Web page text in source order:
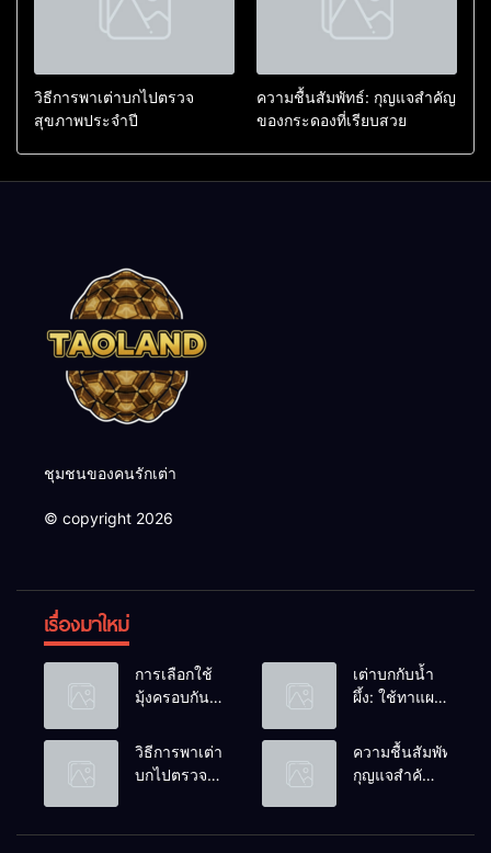
วิธีการพาเต่าบกไปตรวจ
สุขภาพประจำปี
ความชื้นสัมพัทธ์: กุญแจสำคัญ
ของกระดองที่เรียบสวย
ชุมชนของคนรักเต่า
© copyright 2026
เรื่องมาใหม่
การเลือกใช้
มุ้งครอบกัน
วางไข่ในคอก
เต่า
เต่าบกกับน้ำ
ผึ้ง: ใช้ทาแผล
ดื่มได้ไหม?
วิธีการพาเต่า
บกไปตรวจ
ความชื้นสัมพัทธ์:
กุญแจสำคัญ